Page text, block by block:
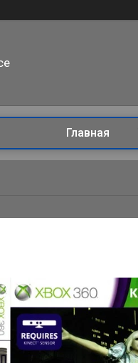
Главная